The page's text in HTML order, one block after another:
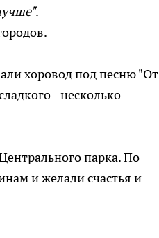
.
хоровод под песню "От
- несколько
парка. По
и желали счастья и